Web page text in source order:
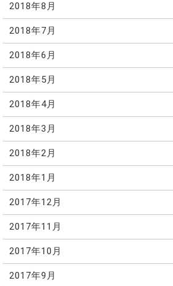
2018年8月
2018年7月
2018年6月
2018年5月
2018年4月
2018年3月
2018年2月
2018年1月
2017年12月
2017年11月
2017年10月
2017年9月